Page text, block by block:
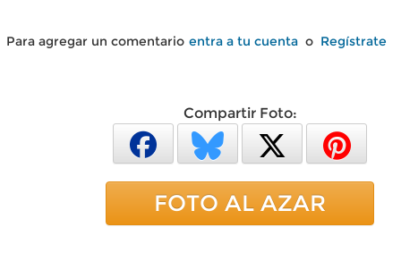
Para agregar un comentario entra a tu cuenta o Regístrate
Compartir Foto:
FOTO AL AZAR